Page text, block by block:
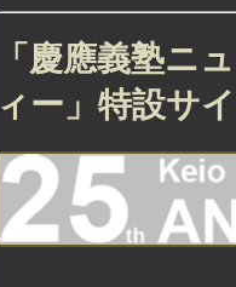
「慶應義塾ニ
ィー」特設サ